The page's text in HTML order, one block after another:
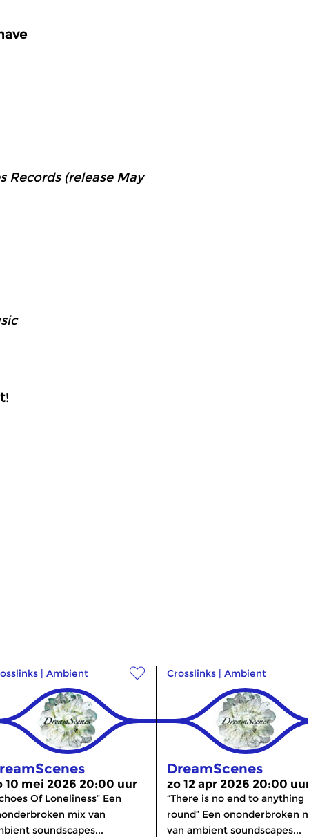
Records (release May
!
| Ambient
10 mei 2026 20:00 uur
Of Loneliness” Een
mix van
soundscapes...
Crosslinks | Ambient
DreamScenes
zo 12 apr 2026 20:00
“There is no end to anything
round” Een ononderbroken
van ambient soundscapes...